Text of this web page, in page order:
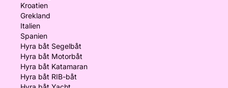
Kroatien
Grekland
Italien
Spanien
Hyra båt Segelbåt
Hyra båt Motorbåt
Hyra båt Katamaran
Hyra båt RIB-båt